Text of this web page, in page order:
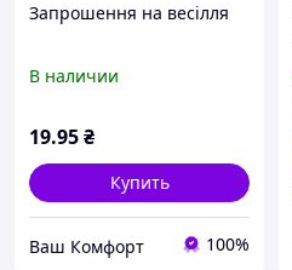
Запрошення на весілля
В наличии
19.95₴
Купить
Ваш Комфорт 100%